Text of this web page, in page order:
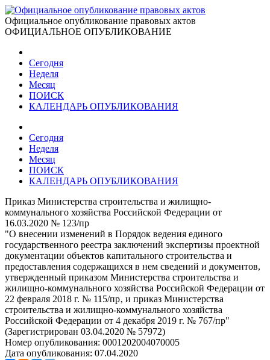
Официальное опубликование правовых актов
ОФИЦИАЛЬНОЕ ОПУБЛИКОВАНИЕ
Сегодня
Неделя
Месяц
ПОИСК
КАЛЕНДАРЬ ОПУБЛИКОВАНИЯ
Сегодня
Неделя
Месяц
ПОИСК
КАЛЕНДАРЬ ОПУБЛИКОВАНИЯ
Приказ Министерства строительства и жилищно-
коммунального хозяйства Российской Федерации от
16.03.2020 № 123/пр
"О внесении изменений в Порядок ведения единого
государственного реестра заключений экспертизы проектной
документации объектов капитального строительства и
предоставления содержащихся в нем сведений и документов,
утвержденный приказом Министерства строительства и
жилищно-коммунального хозяйства Российской Федерации от
22 февраля 2018 г. № 115/пр‚ и приказ Министерства
строительства и жилищно-коммунального хозяйства
Российской Федерации от 4 декабря 2019 г. № 767/пр"
(Зарегистрирован 03.04.2020 № 57972)
Номер опубликования: 0001202004070005
Дата опубликования: 07.04.2020